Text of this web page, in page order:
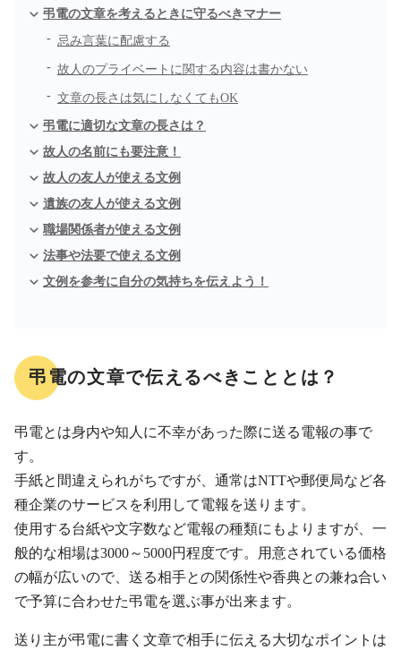
弔電の文章を考えるときに守るべきマナー
忌み言葉に配慮する
故人のプライベートに関する内容は書かない
文章の長さは気にしなくてもOK
弔電に適切な文章の長さは？
故人の名前にも要注意！
故人の友人が使える文例
遺族の友人が使える文例
職場関係者が使える文例
法事や法要で使える文例
文例を参考に自分の気持ちを伝えよう！
弔電の文章で伝えるべきこととは？
弔電とは身内や知人に不幸があった際に送る電報の事で
す。
手紙と間違えられがちですが、通常はNTTや郵便局など各
種企業のサービスを利用して電報を送ります。
使用する台紙や文字数など電報の種類にもよりますが、一
般的な相場は3000～5000円程度です。用意されている価格
の幅が広いので、送る相手との関係性や香典との兼ね合い
で予算に合わせた弔電を選ぶ事が出来ます。
送り主が弔電に書く文章で相手に伝える大切なポイントは